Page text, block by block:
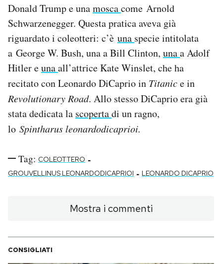
Donald Trump e unamoscacome Arnold
Schwarzenegger. Questa pratica aveva già
riguardato i coleotteri: c’è una specie intitolata
a George W. Bush, una a Bill Clinton, unaa Adolf
Hitler eunaall’attrice Kate Winslet, che ha
recitato con Leonardo DiCaprio in Titanice in
Revolutionary Road. Allo stesso DiCaprio era già
stata dedicata la scopertadi un ragno,
lo Spintharus leonardodicaprioi.
Tag: COLEOTTERO -
GROUVELLINUS LEONARDODICAPRIOI - LEONARDO DICAPRIO
Mostra i commenti
CONSIGLIATI